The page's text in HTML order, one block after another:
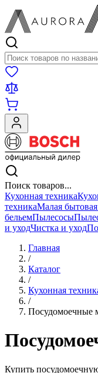
Поиск товаров
Поиск товаров...
Кухонная техника
техникаМалая
бельемПылесосы
и уходЧистка и уход
Главная
/
Каталог
/
Кухонная
/
Посудомоечные
Купить